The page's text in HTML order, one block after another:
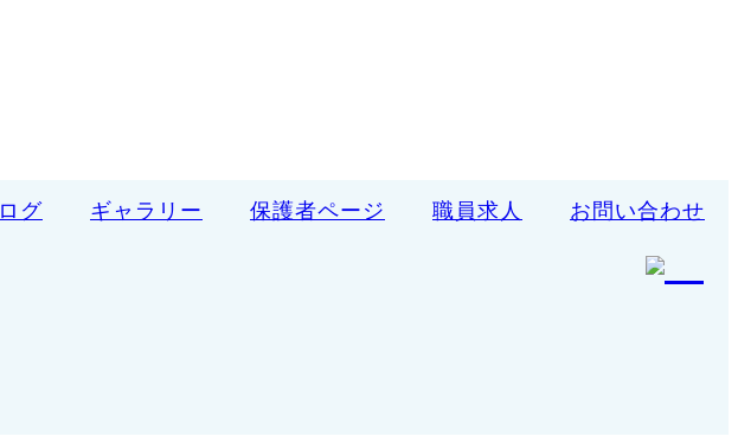
グ ギャラリー 保護者ページ 職員求人 お問い合わせ